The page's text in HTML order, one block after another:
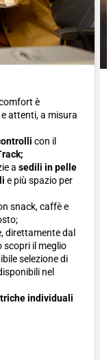
è
attenti, a misura
con il
a sedili in pelle
e più spazio per
snack, caffè e
direttamente dal
scopri il meglio
selezione di
nel
individuali